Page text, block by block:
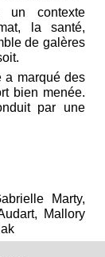
contexte
la santé,
de galères
a marqué des
bien menée.
par une
Marty,
Mallory